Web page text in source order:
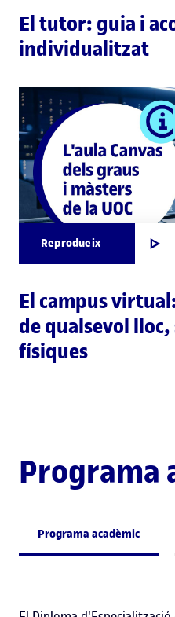
El tutor: guia i
individualitzat
Reprodueix
El campus
de qualsevol
físiques
Programa
Programa acadèmic